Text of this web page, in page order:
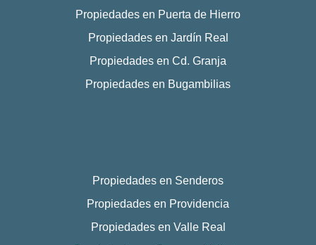
Propiedades en Puerta de Hierro
Propiedades en Jardín Real
Propiedades en Cd. Granja
Propiedades en Bugambilias
Propiedades en Senderos
Propiedades en Providencia
Propiedades en Valle Real